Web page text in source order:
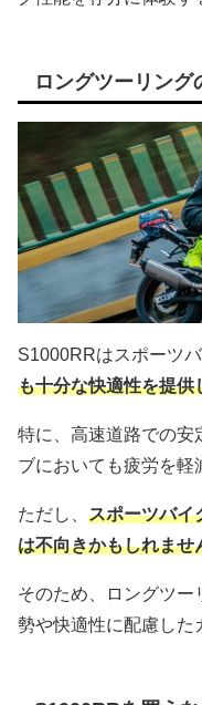
ロングツーリング
S1000RRはスポーツバ
も十分な快適性を提供
特に、高速道路での安
ブにおいても疲労を軽
ただし、 スポーツバイ
は不向きかもしれませ
そのため、ロングツ
勢や快適性に配慮した